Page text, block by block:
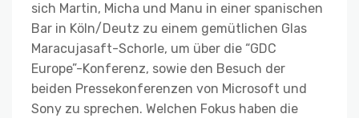
sich Martin, Micha und Manu in einer spanischen
Bar in Köln/Deutz zu einem gemütlichen Glas
Maracujasaft-Schorle, um über die “GDC
Europe”-Konferenz, sowie den Besuch der
beiden Pressekonferenzen von Microsoft und
Sony zu sprechen. Welchen Fokus haben die